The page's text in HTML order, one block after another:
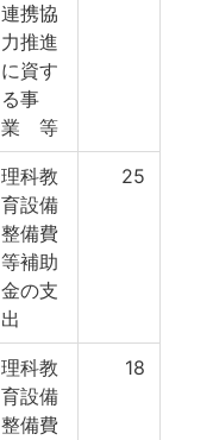
連携協
力推進
に資す
る事
業 等
理科教
育設備
整備費
等補助
金の支
出
25
理科教
育設備
整備費
18